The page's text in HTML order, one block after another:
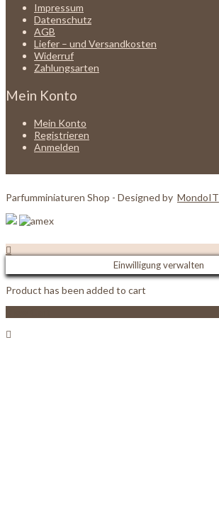
Impressum
Datenschutz
AGB
Liefer – und Versandkosten
Widerruf
Zahlungsarten
Mein Konto
Mein Konto
Registrieren
Anmelden
Parfumminiaturen Shop - Designed by MondoIT
Einwilligung verwalten
Product has been added to cart